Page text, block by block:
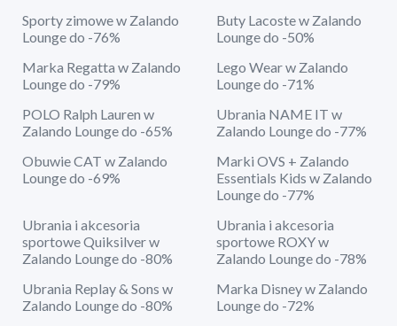
Sporty zimowe w Zalando
Lounge do -76%
Buty Lacoste w Zalando
Lounge do -50%
Marka Regatta w Zalando
Lounge do -79%
Lego Wear w Zalando
Lounge do -71%
POLO Ralph Lauren w
Zalando Lounge do -65%
Ubrania NAME IT w
Zalando Lounge do -77%
Obuwie CAT w Zalando
Lounge do -69%
Marki OVS + Zalando
Essentials Kids w Zalando
Lounge do -77%
Ubrania i akcesoria
sportowe Quiksilver w
Zalando Lounge do -80%
Ubrania i akcesoria
sportowe ROXY w
Zalando Lounge do -78%
Ubrania Replay & Sons w
Zalando Lounge do -80%
Marka Disney w Zalando
Lounge do -72%